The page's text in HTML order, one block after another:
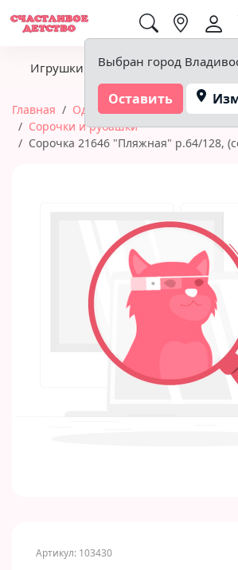
Выбран город
Оставить
Игрушки Детское питание
Главная Одежда
Одежда для
Сорочки и рубашки
Сорочка 21646 "Пляжная" р.64/128,
Артикул: 103430